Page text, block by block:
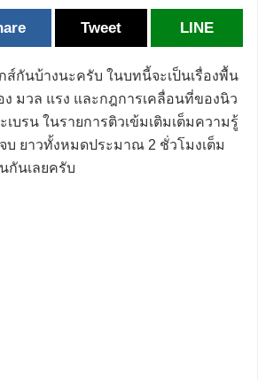
Tweet LINE
กันบ้างนะครับ ในบทนี้จะเป็นเรื่องพื้น
ง มวล แรง และกฎการเคลื่อนที่ของนิว
บรน ในรายการติวเข้มเติมเต็มความรู้
ยาวทั้งหมดประมาณ 2 ชั่วโมงเต็ม
กันเลยครับ